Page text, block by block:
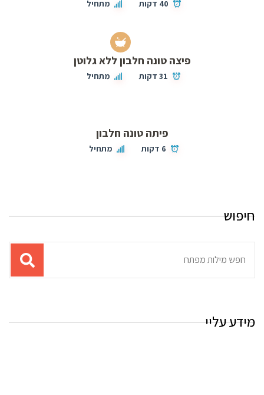
40 דקות מתחיל
פיצה טונה חלבון ללא גלוטן
31 דקות מתחיל
פיתה טונה חלבון
6 דקות מתחיל
חיפוש
מידע עליי